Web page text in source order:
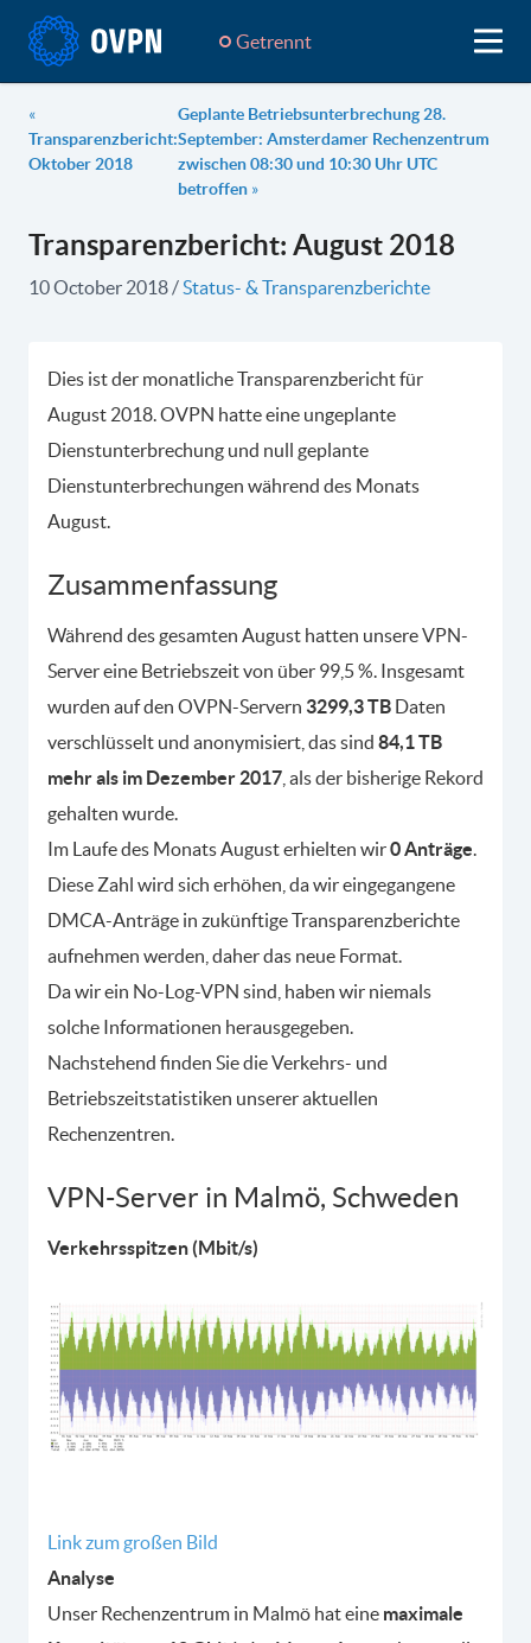
Getrennt
«
Transparenzbericht:
Oktober 2018
Geplante Betriebsunterbrechung 28.
September: Amsterdamer Rechenzentrum
zwischen 08:30 und 10:30 Uhr UTC
betroffen »
Transparenzbericht: August 2018
10 October 2018/Status- & Transparenzberichte
Dies ist der monatliche Transparenzbericht für
August 2018. OVPN hatte eine ungeplante
Dienstunterbrechung und null geplante
Dienstunterbrechungen während des Monats
August.
Zusammenfassung
Während des gesamten August hatten unsere VPN-
Server eine Betriebszeit von über 99,5 %. Insgesamt
wurden auf den OVPN-Servern 3299,3 TB Daten
verschlüsselt und anonymisiert, das sind 84,1 TB
mehr als im Dezember 2017 , als der bisherige Rekord
gehalten wurde.
Im Laufe des Monats August erhielten wir0 Anträge.
Diese Zahl wird sich erhöhen, da wir eingegangene
DMCA-Anträge in zukünftige Transparenzberichte
aufnehmen werden, daher das neue Format.
Da wir ein No-Log-VPN sind, haben wir niemals
solche Informationen herausgegeben.
Nachstehend finden Sie die Verkehrs- und
Betriebszeitstatistiken unserer aktuellen
Rechenzentren.
VPN-Server in Malmö, Schweden
Verkehrsspitzen (Mbit/s)
Link zum großen Bild
Analyse
Unser Rechenzentrum in Malmö hat eine maximale